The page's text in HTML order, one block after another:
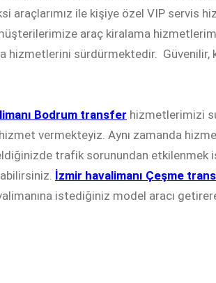
araçlarımız ile kişiye özel VIP servis
araç kiralama
hizmetlerini sürdürmektedir.
Bodrum transfer hizmetlerimizi
vermekteyiz. Aynı zamanda
trafik sorunundan etkilenmek
İzmir havalimanı Çeşme
istediğiniz model aracı